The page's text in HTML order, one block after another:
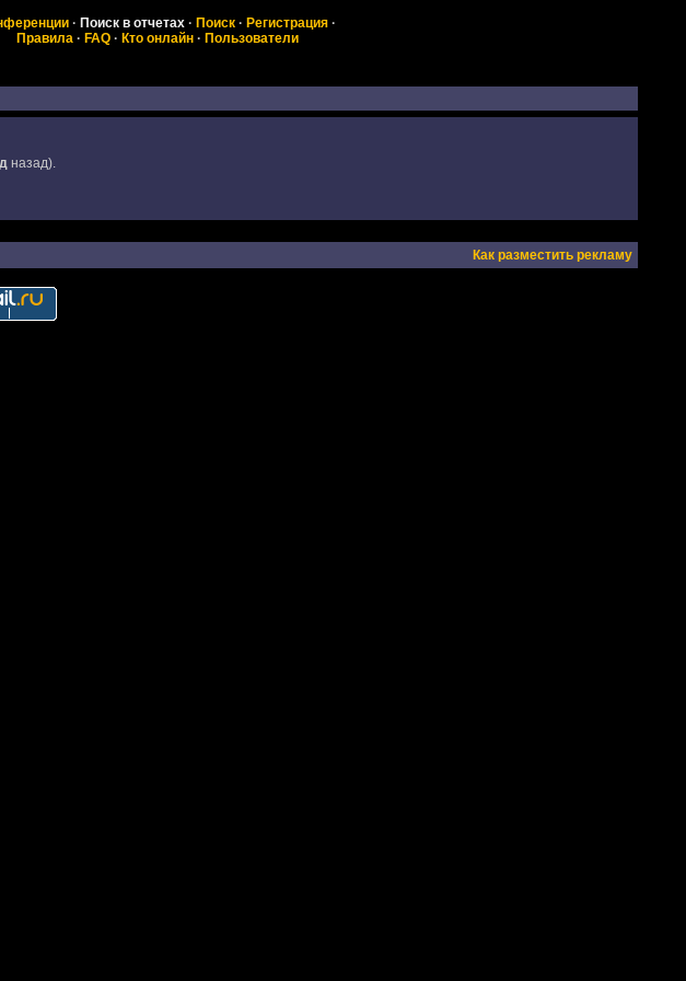
· Поиск в отчетах· Поиск· Регистрация·
Правила · FAQ · Кто онлайн · Пользователи
назад).
Как разместить рекламу